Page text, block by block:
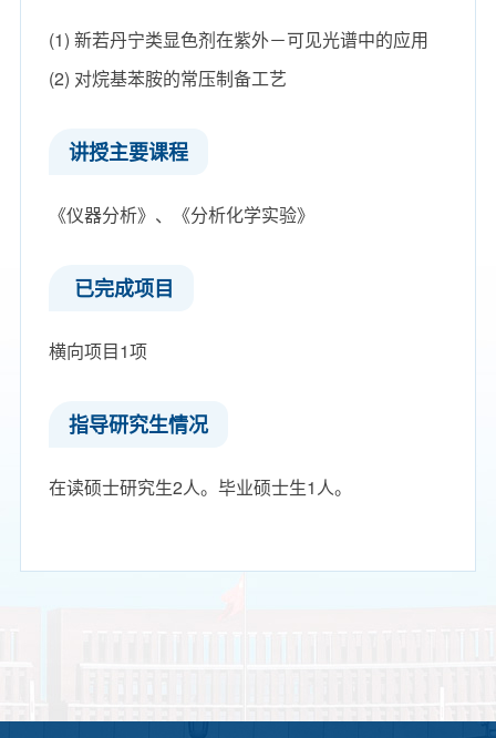
(1) 新若丹宁类显色剂在紫外－可见光谱中的应用
(2) 对烷基苯胺的常压制备工艺
讲授主要课程
《仪器分析》、《分析化学实验》
​ 已完成项目
横向项目1项
指导研究生情况
在读硕士研究生2人。毕业硕士生1人。